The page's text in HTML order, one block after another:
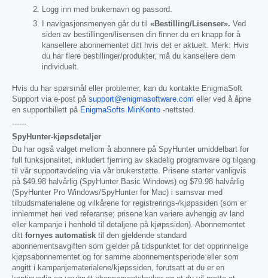
Logg inn med brukernavn og passord.
I navigasjonsmenyen går du til «Bestilling/Lisenser». Ved
siden av bestillingen/lisensen din finner du en knapp for å
kansellere abonnementet ditt hvis det er aktuelt. Merk: Hvis
du har flere bestillinger/produkter, må du kansellere dem
individuelt.
Hvis du har spørsmål eller problemer, kan du kontakte EnigmaSoft
Support via e-post på support@enigmasoftware.com eller ved å åpne
en supportbillett på EnigmaSofts MinKonto -nettsted.
------
SpyHunter-kjøpsdetaljer
Du har også valget mellom å abonnere på SpyHunter umiddelbart for
full funksjonalitet, inkludert fjerning av skadelig programvare og tilgang
til vår supportavdeling via vår brukerstøtte. Prisene starter vanligvis
på $49.98 halvårlig (SpyHunter Basic Windows) og $79.98 halvårlig
(SpyHunter Pro Windows/SpyHunter for Mac) i samsvar med
tilbudsmaterialene og vilkårene for registrerings-/kjøpssiden (som er
innlemmet heri ved referanse; prisene kan variere avhengig av land
eller kampanje i henhold til detaljene på kjøpssiden). Abonnementet
ditt fornyes automatisk til den gjeldende standard
abonnementsavgiften som gjelder på tidspunktet for det opprinnelige
kjøpsabonnementet og for samme abonnementsperiode eller som
angitt i kampanjematerialene/kjøpssiden, forutsatt at du er en